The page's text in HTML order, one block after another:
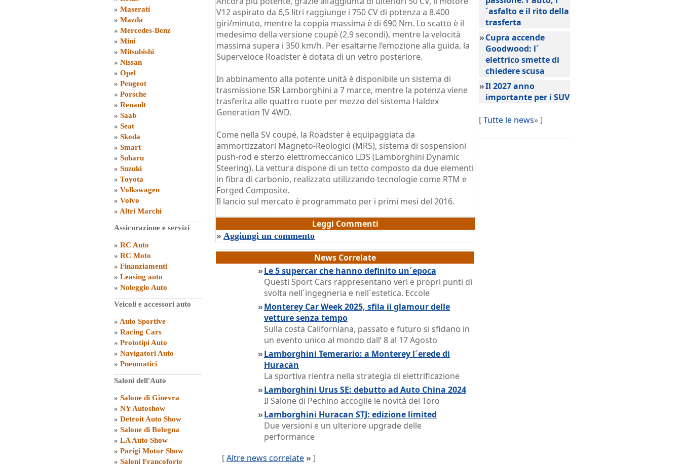
» Maserati
» Mazda
» Mercedes-Benz
» Mini
» Mitsubishi
» Nissan
» Opel
» Peugeot
» Porsche
» Renault
» Saab
» Seat
» Skoda
» Smart
» Subaru
» Suzuki
» Toyota
» Volkswagen
» Volvo
» Altri Marchi
Assicurazione e servizi
» RC Auto
» RC Moto
» Finanziamenti
» Leasing auto
» Noleggio Auto
Veicoli e accessori auto
» Auto Sportive
» Racing Cars
» Prototipi Auto
» Navigatori Auto
» Pneumatici
Saloni dell'Auto
» Salone di Ginevra
» NY Autoshow
» Detroit Auto Show
» Salone di Bologna
» LA Auto Show
» Parigi Motor Show
» Saloni Francoforte
V12 aspirato da 6,5 litri raggiunge i 750 CV di potenza a 8.400
giri/minuto, mentre la coppia massima è di 690 Nm. Lo scatto è il
medesimo della versione coupè (2,9 secondi), mentre la velocità
massima supera i 350 km/h. Per esaltarne l’emozione alla guida, la
Superveloce Roadster è dotata di un vetro posteriore.
In abbinamento alla potente unità è disponibile un sistema di
trasmissione ISR Lamborghini a 7 marce, mentre la potenza viene
trasferita alle quattro ruote per mezzo del sistema Haldex
Generation IV 4WD.
Come nella SV coupé, la Roadster è equipaggiata da
ammortizzatori Magneto-Reologici (MRS), sistema di sospensioni
push-rod e sterzo elettromeccanico LDS (Lamborghini Dynamic
Steering). La vettura dispone di un tetto composto da due elementi
in fibra di carbonio, realizzato utilizzando tecnologie come RTM e
Forged Composite.
Il lancio sul mercato è programmato per i primi mesi del 2016.
Leggi Commenti
» Aggiungi un commento
News Correlate
»Le 5 supercar che hanno definito un´epoca
Questi Sport Cars rappresentano veri e propri punti di
svolta nell´ingegneria e nell´estetica. Eccole
»Monterey Car Week 2025, sfila il glamour delle
vetture senza tempo
Sulla costa Californiana, passato e futuro si sfidano in
un evento unico al mondo dall’ 8 al 17 Agosto
»Lamborghini Temerario: a Monterey l´erede di
Huracan
La sportiva rientra nella strategia di elettrificazione
»Lamborghini Urus SE: debutto ad Auto China 2024
Il Salone di Pechino accoglie le novità del Toro
»Lamborghini Huracan STJ: edizione limited
Due versioni e un ulteriore upgrade delle
performance
[Altre news correlate » ]
´asfalto e il rito della
trasferta
»Cupra accende
Goodwood: l´
elettrico smette di
chiedere scusa
»Il 2027 anno
importante per i SUV
[Tutte le news» ]